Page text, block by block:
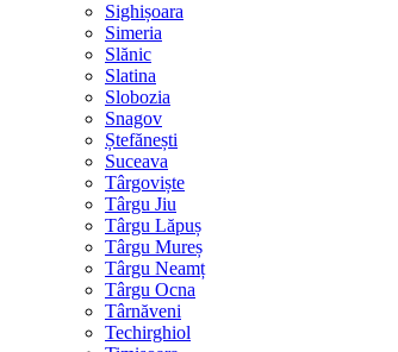
Sighișoara
Simeria
Slănic
Slatina
Slobozia
Snagov
Ștefănești
Suceava
Târgoviște
Târgu Jiu
Târgu Lăpuș
Târgu Mureș
Târgu Neamț
Târgu Ocna
Târnăveni
Techirghiol